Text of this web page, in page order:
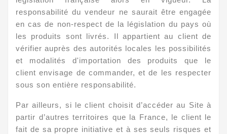
responsabilité du vendeur ne saurait être engagée
en cas de non-respect de la législation du pays où
les produits sont livrés. Il appartient au client de
vérifier auprès des autorités locales les possibilités
et modalités d'importation des produits que le
client envisage de commander, et de les respecter
sous son entière responsabilité.
Par ailleurs, si le client choisit d’accéder au Site à
partir d’autres territoires que la France, le client le
fait de sa propre initiative et à ses seuls risques et